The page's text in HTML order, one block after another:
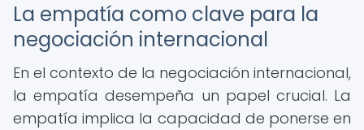
La empatía como clave para la
negociación internacional
En el contexto de la negociación internacional,
la empatía desempeña un papel crucial. La
empatía implica la capacidad de ponerse en